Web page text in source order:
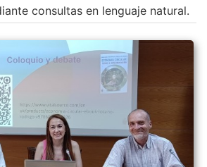
consultas en lenguaje natural.